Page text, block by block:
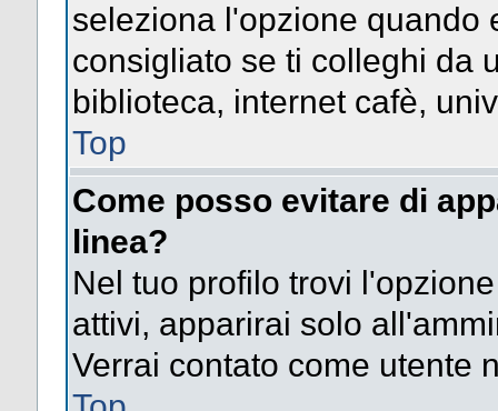
seleziona l'opzione quando
consigliato se ti colleghi da
biblioteca, internet cafè,
Top
Come posso evitare di
linea?
Nel tuo profilo trovi
attivi, apparirai solo
Verrai contato come utente